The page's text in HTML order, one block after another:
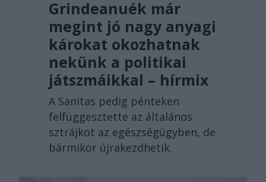
Grindeanuék már
megint jó nagy anyagi
károkat okozhatnak
nekünk a politikai
játszmáikkal – hírmix
A Sanitas pedig pénteken
felfüggesztette az általános
sztrájkot az egészségügyben, de
bármikor újrakezdhetik.